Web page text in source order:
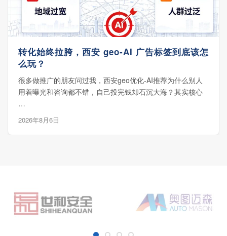
转化始终拉胯，西安 geo‑AI 广告标签到底该怎
么玩？
很多做推广的朋友问过我，西安geo优化-AI推荐为什么别人
用着曝光和咨询都不错，自己投完钱却石沉大海？其实核心
…
2026年8月6日